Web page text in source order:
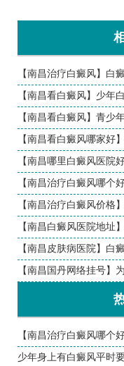
【南昌治疗白癜风】白
【南昌看白癜风】少年
【南昌看白癜风】青少
【南昌看白癜风哪家好
【南昌哪里白癜风医院
【南昌治疗白癜风哪个
【南昌治疗白癜风价格
【南昌白癜风医院地址
【南昌皮肤病医院】白
【南昌国丹网络挂号】
【南昌治疗白癜风哪个
少年身上有白癜风平时